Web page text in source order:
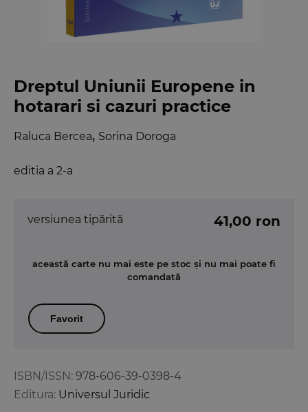
Dreptul Uniunii Europene in
hotarari si cazuri practice
editia a 2-a
Raluca Bercea, Sorina Doroga
ISBN/ISSN: 978-606-39-0398-4
Editura: Universul Juridic
versiunea tipărită 41,00 ron
această carte nu mai este pe stoc și nu mai poate fi
comandată
Favorit